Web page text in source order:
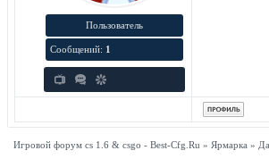
Пользователь
Сообщений: 1
Игровой форум cs 1.6 & csgo - Best-Cfg.Ru » Ярмарка »